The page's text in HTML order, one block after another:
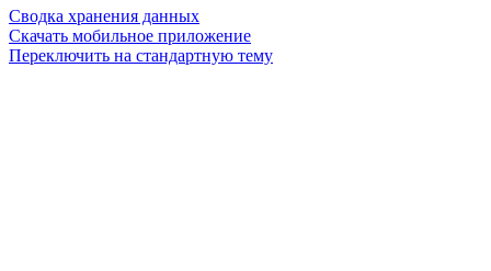
Сводка хранения данных
Скачать мобильное приложение
Переключить на стандартную тему